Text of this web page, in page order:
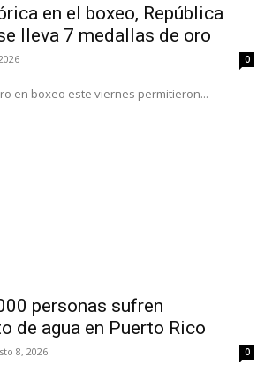
en el boxeo, República
lleva 7 medallas de oro
0
en boxeo este viernes permitieron...
personas sufren
de agua en Puerto Rico
8, 2026 0